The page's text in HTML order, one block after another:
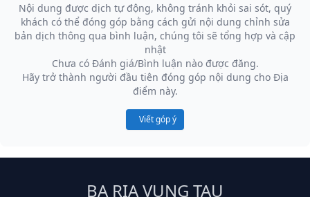
Nội dung được dịch tự động, không tránh khỏi sai sót, quý
khách có thể đóng góp bằng cách gửi nội dung chỉnh sửa
bản dịch thông qua bình luận, chúng tôi sẽ tổng hợp và cập
nhật
Chưa có Đánh giá/Bình luận nào được đăng.
Hãy trở thành người đầu tiên đóng góp nội dung cho Địa
điểm này.
Viết góp ý
BA RIA VUNG TAU